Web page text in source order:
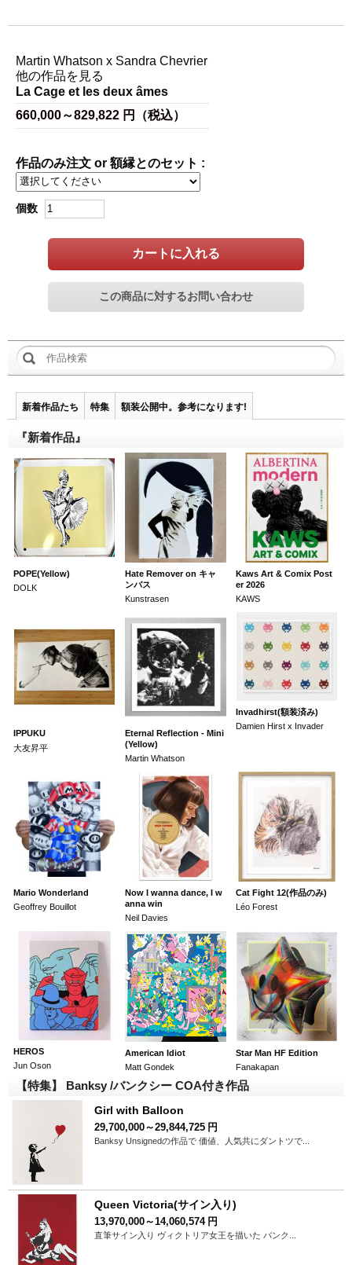
Martin Whatson x Sandra Chevrier
他の作品を見る
La Cage et les deux âmes
660,000～829,822 円（税込）
作品のみ注文 or 額縁とのセット :
個数
カートに入れる
新着作品たち 特集 額装公開中。参考になります!
『新着作品』
POPE(Yellow)
DOLK
Hate Remover on キャ
ンバス
Kunstrasen
Kaws Art & Comix Post
er 2026
KAWS
IPPUKU
大友昇平
Eternal Reflection - Mini
(Yellow)
Martin Whatson
Invadhirst(額装済み)
Damien Hirst x Invader
Mario Wonderland
Geoffrey Bouillot
Now I wanna dance, I w
anna win
Neil Davies
Cat Fight 12(作品のみ)
Léo Forest
HEROS
Jun Oson
American Idiot
Matt Gondek
Star Man HF Edition
Fanakapan
【特集】 Banksy /バンクシー COA付き作品
Girl with Balloon
29,700,000～29,844,725 円
Banksy Unsignedの作品で 価値、人気共にダントツで...
Queen Victoria(サイン入り)
13,970,000～14,060,574 円
直筆サイン入り ヴィクトリア女王を描いた バンク...